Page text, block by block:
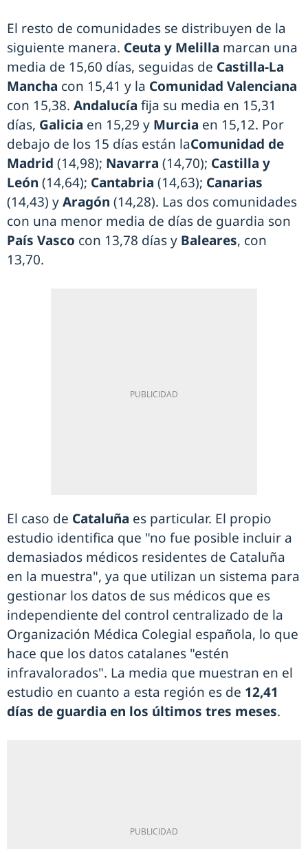
El resto de comunidades se distribuyen de la
siguiente manera. Ceuta y Melilla marcan una
media de 15,60 días, seguidas de Castilla-La
Mancha con 15,41 y la Comunidad Valenciana
con 15,38. Andalucía fija su media en 15,31
días, Galicia en 15,29 y Murcia en 15,12. Por
debajo de los 15 días están laComunidad de
Madrid (14,98); Navarra (14,70); Castilla y
León (14,64); Cantabria (14,63); Canarias
(14,43) yAragón (14,28). Las dos comunidades
con una menor media de días de guardia son
País Vasco con 13,78 días y Baleares, con
13,70.
El caso de Cataluña es particular. El propio
estudio identifica que "no fue posible incluir a
demasiados médicos residentes de Cataluña
en la muestra", ya que utilizan un sistema para
gestionar los datos de sus médicos que es
independiente del control centralizado de la
Organización Médica Colegial española, lo que
hace que los datos catalanes "estén
infravalorados". La media que muestran en el
estudio en cuanto a esta región es de 12,41
días de guardia en los últimos tres meses.